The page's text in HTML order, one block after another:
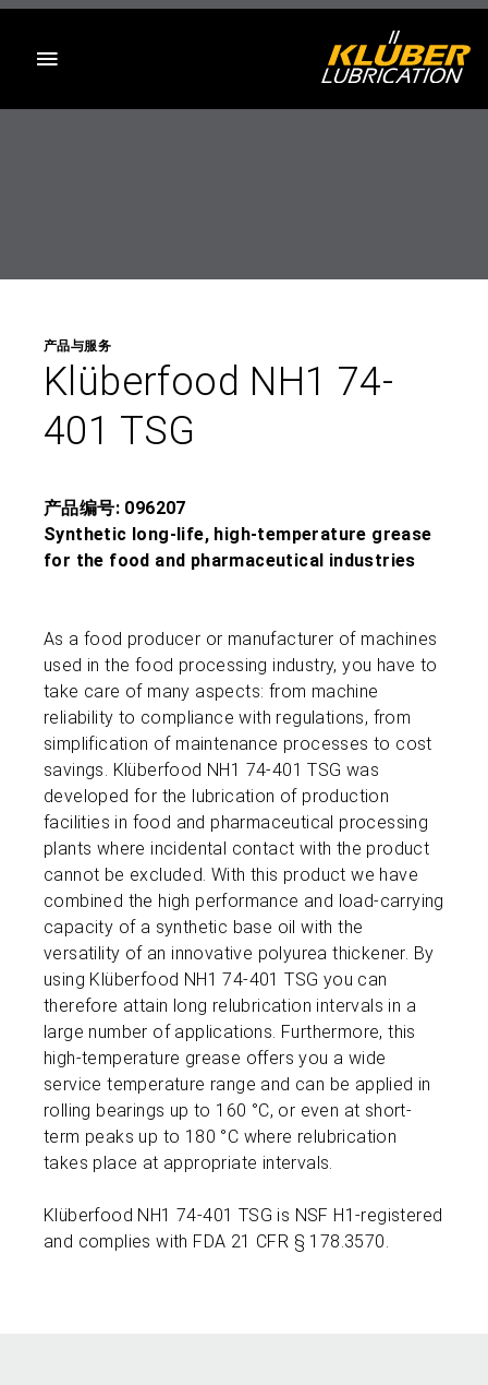
产品与服务
Klüberfood NH1 74-
401 TSG
产品编号: 096207
Synthetic long-life, high-temperature grease
for the food and pharmaceutical industries
As a food producer or manufacturer of machines
used in the food processing industry, you have to
take care of many aspects: from machine
reliability to compliance with regulations, from
simplification of maintenance processes to cost
savings. Klüberfood NH1 74-401 TSG was
developed for the lubrication of production
facilities in food and pharmaceutical processing
plants where incidental contact with the product
cannot be excluded. With this product we have
combined the high performance and load-carrying
capacity of a synthetic base oil with the
versatility of an innovative polyurea thickener. By
using Klüberfood NH1 74-401 TSG you can
therefore attain long relubrication intervals in a
large number of applications. Furthermore, this
high-temperature grease offers you a wide
service temperature range and can be applied in
rolling bearings up to 160 °C, or even at short-
term peaks up to 180 °C where relubrication
takes place at appropriate intervals.
Klüberfood NH1 74-401 TSG is NSF H1-registered
and complies with FDA 21 CFR § 178.3570.